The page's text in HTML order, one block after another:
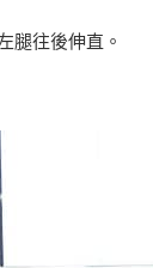
腿往後伸直。